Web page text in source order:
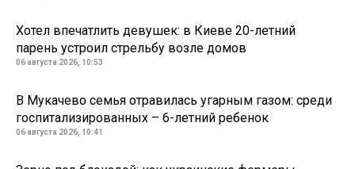
Хотел впечатлить девушек: в Киеве 20-летний
парень устроил стрельбу возле домов
06 августа 2026, 10:53
В Мукачево семья отравилась угарным газом: среди
госпитализированных – 6-летний ребенок
06 августа 2026, 10:41